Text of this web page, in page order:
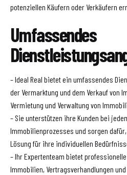
potenziellen Käufern oder Verkäufern
Umfassendes
– Ideal Real bietet ein umfassendes
der Vermarktung und dem Verkauf von
Vermietung und Verwaltung von
– Sie unterstützen ihre Kunden bei
Immobilienprozesses und sorgen
Lösung für ihre individuellen
– Ihr Expertenteam bietet
Immobilien, Vertragsverhandlungen